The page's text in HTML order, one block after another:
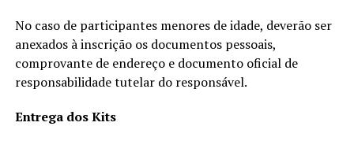
No caso de participantes menores de idade, deverão ser
anexados à inscrição os documentos pessoais,
comprovante de endereço e documento oficial de
responsabilidade tutelar do responsável.
Entrega dos Kits